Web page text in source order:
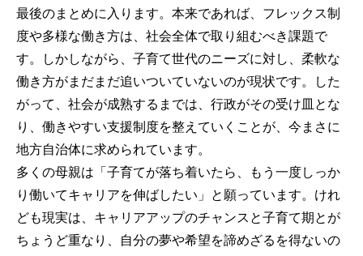
最後のまとめに入ります。本来であれば、フレックス制
度や多様な働き方は、社会全体で取り組むべき課題で
す。しかしながら、子育て世代のニーズに対し、柔軟な
働き方がまだまだ追いついていないのが現状です。した
がって、社会が成熟するまでは、行政がその受け皿とな
り、働きやすい支援制度を整えていくことが、今まさに
地方自治体に求められています。
多くの母親は「子育てが落ち着いたら、もう一度しっか
り働いてキャリアを伸ばしたい」と願っています。けれ
ども現実は、キャリアアップのチャンスと子育て期とが
ちょうど重なり、自分の夢や希望を諦めざるを得ないの